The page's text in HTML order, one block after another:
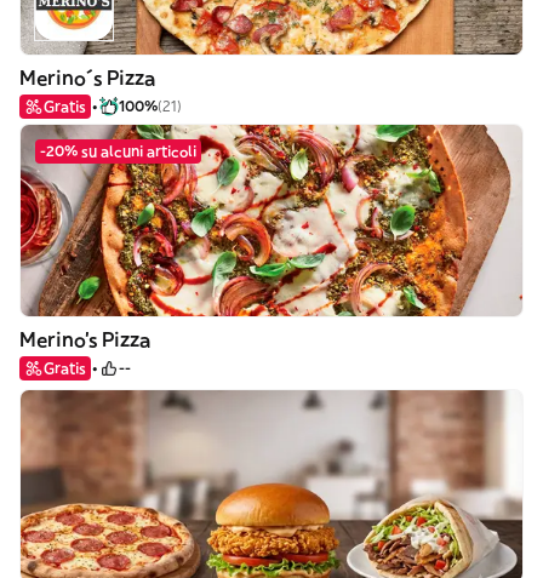
Merino´s Pizza
Gratis 100%(21)
-20% su alcuni articoli
Merino's Pizza
Gratis --